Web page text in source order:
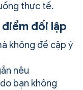
thực tế.
đối lập
không đề cập ý
nêu
bạn không